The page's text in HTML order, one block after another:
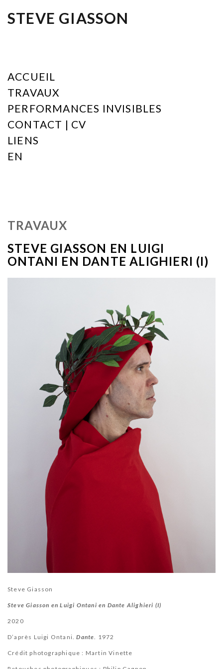
STEVE GIASSON
ACCUEIL
TRAVAUX
PERFORMANCES INVISIBLES
CONTACT | CV
LIENS
EN
TRAVAUX
STEVE GIASSON EN LUIGI
ONTANI EN DANTE ALIGHIERI (I)
Steve Giasson
Steve Giasson en Luigi Ontani en Dante Alighieri (I)
2020
D’après Luigi Ontani.Dante . 1972
Crédit photographique : Martin Vinette